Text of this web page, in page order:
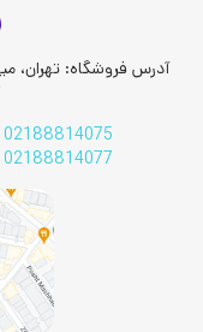
آدرس فروشگاه: تهران،
02188814075
02188814077